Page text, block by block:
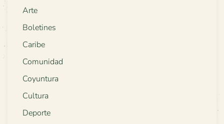
Arte
Boletines
Caribe
Comunidad
Coyuntura
Cultura
Deporte